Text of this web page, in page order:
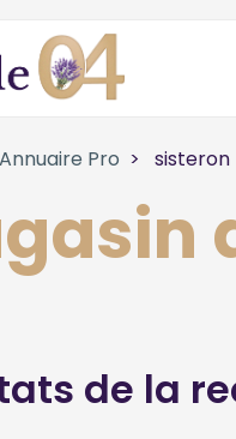
Annuaire Pro sisteron
de la